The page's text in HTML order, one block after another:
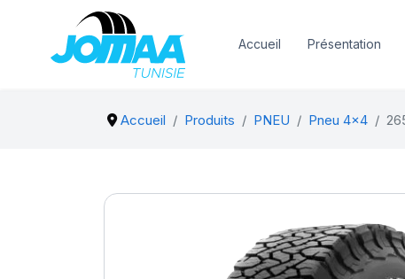
Accueil Présentation
Accueil Produits PNEU Pneu 4x4